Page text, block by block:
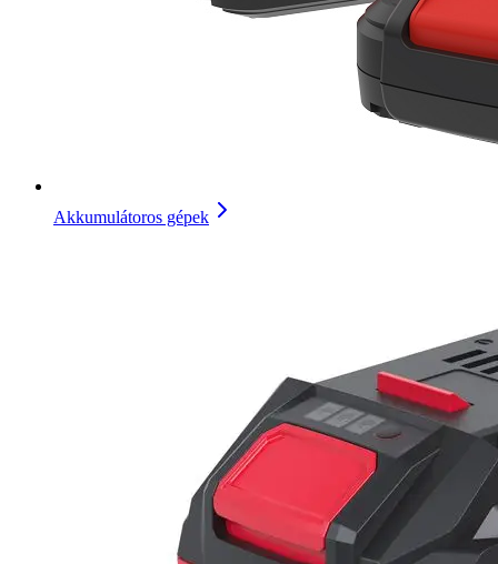
Akkumulátoros gépek